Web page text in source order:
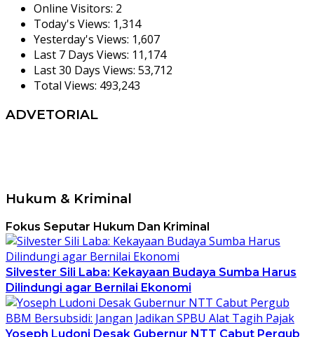
Online Visitors: 2
Today's Views: 1,314
Yesterday's Views: 1,607
Last 7 Days Views: 11,174
Last 30 Days Views: 53,712
Total Views: 493,243
ADVETORIAL
Hukum & Kriminal
Fokus Seputar Hukum Dan Kriminal
Silvester Sili Laba: Kekayaan Budaya Sumba Harus
Dilindungi agar Bernilai Ekonomi
Yoseph Ludoni Desak Gubernur NTT Cabut Pergub